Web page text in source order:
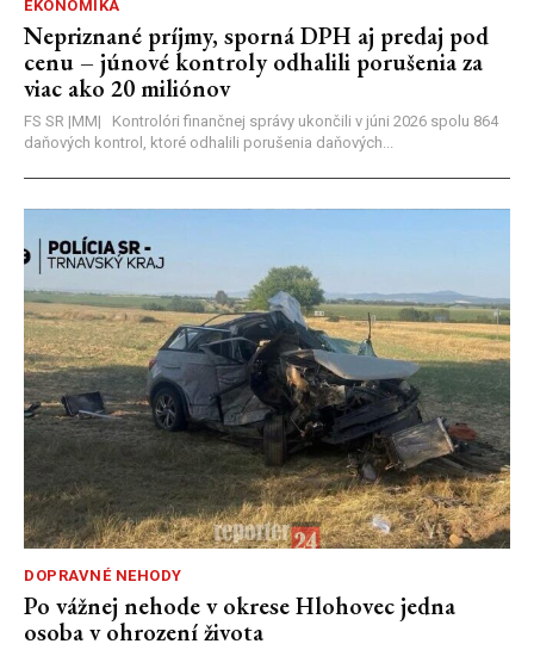
EKONOMIKA
Nepriznané príjmy, sporná DPH aj predaj pod
cenu – júnové kontroly odhalili porušenia za
viac ako 20 miliónov
FS SR |MM| Kontrolóri finančnej správy ukončili v júni 2026 spolu 864
daňových kontrol, ktoré odhalili porušenia daňových...
DOPRAVNÉ NEHODY
Po vážnej nehode v okrese Hlohovec jedna
osoba v ohrození života